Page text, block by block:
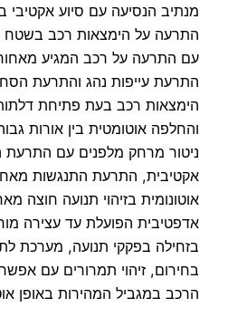
מנתיב הנסיעה עם סיוע אקטיבי
התרעה על הימצאות רכב
עם התרעה על רכב המגיע
התרעת עייפות נהג והתרעת
הימצאות רכב בעת פתיחת
והחלפה אוטומטית בין אורות
ניטור מרחק מלפנים עם התרעת
אקטיבית, התרעת התנגשות
אוטונומית בזיהוי תנועה חוצה
אדפטיבית הפועלת עד עצירה
בזחילה בפקקי תנועה, מערכת
בחירום, זיהוי תמרורים עם
הרכב במגביל המהירות באופן